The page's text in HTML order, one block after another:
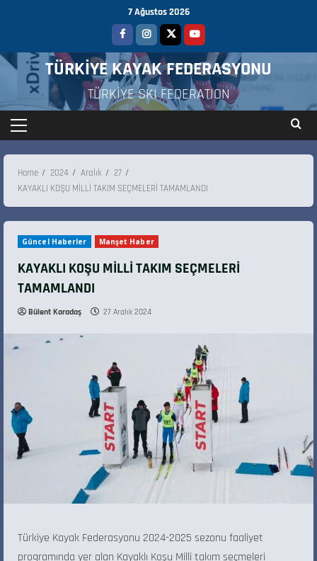
7 Ağustos 2026
TÜRKİYE KAYAK FEDERASYONU
TÜRKİYE SKI FEDERATION
Home 2024 Aralık
27
KAYAKLI KOŞU MİLLİ TAKIM SEÇMELERİ TAMAMLANDI
Güncel Haberler Manşet Haber
KAYAKLI KOŞU MİLLİ TAKIM SEÇMELERİ
TAMAMLANDI
Bülent Karadaş 27 Aralık 2024
Türkiye Kayak Federasyonu 2024-2025 sezonu faaliyet
programında yer alan Kayaklı Koşu Milli takım seçmeleri